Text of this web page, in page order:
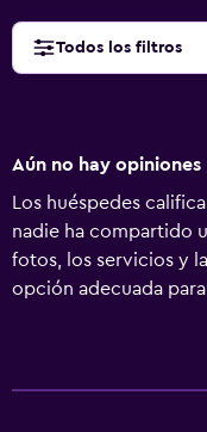
Todos los filtros
Aún no hay opiniones
Los huéspedes
nadie ha compartido
fotos, los servicios y
opción adecuada